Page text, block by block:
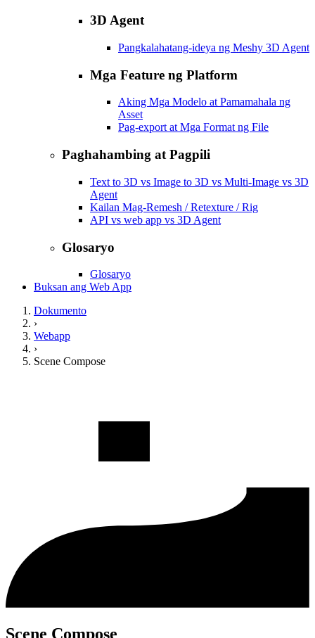
3D Agent
Pangkalahatang-ideya ng Meshy 3D Agent
Mga Feature ng Platform
Aking Mga Modelo at Pamamahala ng
Asset
Pag-export at Mga Format ng File
Paghahambing at Pagpili
Text to 3D vs Image to 3D vs Multi-Image vs 3D
Agent
Kailan Mag-Remesh / Retexture / Rig
API vs web app vs 3D Agent
Glosaryo
Glosaryo
Buksan ang Web App
Dokumento
›
Webapp
›
Scene Compose
Scene Compose